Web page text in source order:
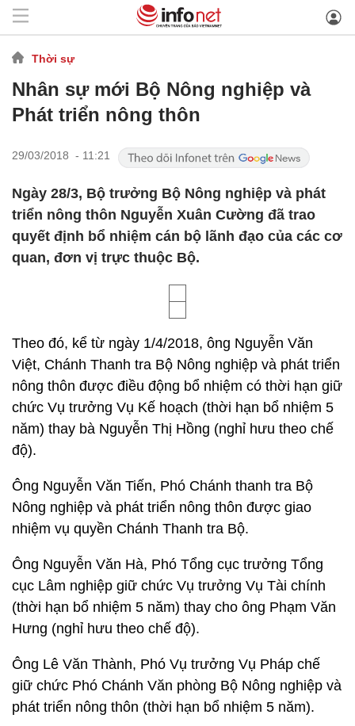
Thời sự
Nhân sự mới Bộ Nông nghiệp và
Phát triển nông thôn
29/03/2018 - 11:21
Ngày 28/3, Bộ trưởng Bộ Nông nghiệp và phát
triển nông thôn Nguyễn Xuân Cường đã trao
quyết định bổ nhiệm cán bộ lãnh đạo của các cơ
quan, đơn vị trực thuộc Bộ.
Theo đó, kể từ ngày 1/4/2018, ông Nguyễn Văn
Việt, Chánh Thanh tra Bộ Nông nghiệp và phát triển
nông thôn được điều động bổ nhiệm có thời hạn giữ
chức Vụ trưởng Vụ Kế hoạch (thời hạn bổ nhiệm 5
năm) thay bà Nguyễn Thị Hồng (nghỉ hưu theo chế
độ).
Ông Nguyễn Văn Tiến, Phó Chánh thanh tra Bộ
Nông nghiệp và phát triển nông thôn được giao
nhiệm vụ quyền Chánh Thanh tra Bộ.
Ông Nguyễn Văn Hà, Phó Tổng cục trưởng Tổng
cục Lâm nghiệp giữ chức Vụ trưởng Vụ Tài chính
(thời hạn bổ nhiệm 5 năm) thay cho ông Phạm Văn
Hưng (nghỉ hưu theo chế độ).
Ông Lê Văn Thành, Phó Vụ trưởng Vụ Pháp chế
giữ chức Phó Chánh Văn phòng Bộ Nông nghiệp và
phát triển nông thôn (thời hạn bổ nhiệm 5 năm).